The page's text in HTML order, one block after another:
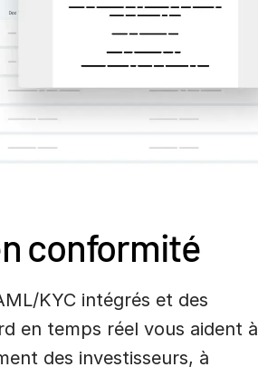
conformité
KYC intégrés et des
en temps réel vous aident à
des investisseurs, à